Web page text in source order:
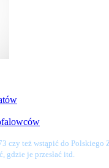
czy też wstąpić do
gdzie je przesłać itd.